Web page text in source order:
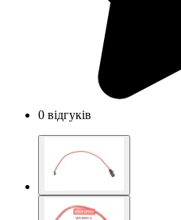
0 відгуків